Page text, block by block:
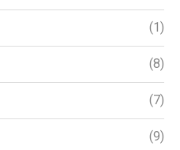
(1)
(8)
(7)
(9)